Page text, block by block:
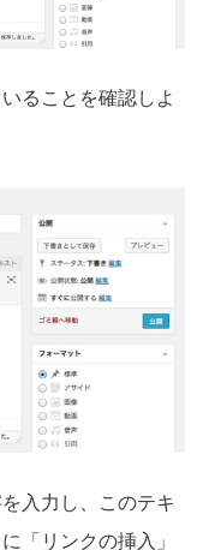
ることを確認しよ
入力し、このテキ
「リンクの挿入」